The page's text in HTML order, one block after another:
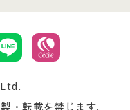
案内
トマップ
払は
・転載を禁じます。